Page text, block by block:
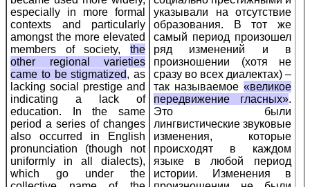
especially in more formal
contexts and particularly
amongst the more elevated
members of society, the
other regional varieties
came to be stigmatized, as
lacking social prestige and
indicating a lack of
education. In the same
period a series of changes
also occurred in English
pronunciation (though not
uniformly in all dialects),
which go under the
указывали на отсутствие
образования. В тот же
самый период произошел
ряд изменений и в
произношении (хотя не
сразу во всех диалектах) –
так называемое «великое
передвижение гласных».
Это были
лингвистические звуковые
изменения, которые
происходят в каждом
языке в любой период
истории. Изменения в